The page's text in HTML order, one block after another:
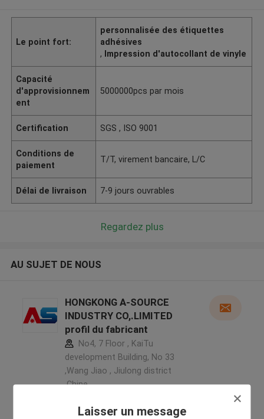
Laisser un message
Le point fort:
personnalisée des étiquettes
adhésives
, Impression d'autocollant de vinyle
Capacité
d'approvisionnem
ent
5000000pcs par mois
Certification SGS , ISO 9001
Conditions de
paiement
T/T, virement bancaire, L/C
Délai de livraison 7-9 jours ouvrables
Regardez plus
AU SUJET DE NOUS
HONGKONG A-SOURCE
INDUSTRY CO,.LIMITED
profil du fabricant
No4, 7 Floor , KaiTu
development Building, No 33
,Wang Jiao , Jiulong district
,Chine
Fournisseur vérifié